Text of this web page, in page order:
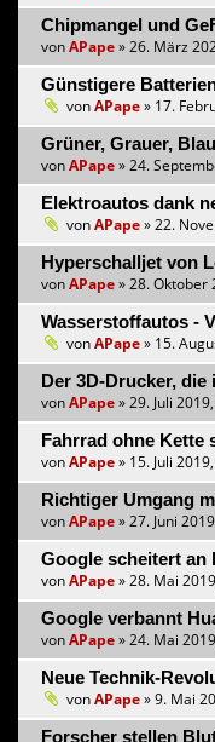
Chipmangel und
vonAPape» 26. März
Günstigere
vonAPape» 17.
Grüner, Grauer,
vonAPape» 24.
Elektroautos dank
vonAPape» 22.
Hyperschalljet von
vonAPape» 28. Oktober
Wasserstoffautos -
vonAPape» 15.
Der 3D-Drucker,
vonAPape» 29. Juli
Fahrrad ohne Kette
vonAPape» 15. Juli
Richtiger Umgang
vonAPape» 27. Juni
Google scheitert an
vonAPape» 28. Mai
Google verbannt
vonAPape» 24. Mai
Neue Technik-
vonAPape» 9. Mai
Forscher stellen